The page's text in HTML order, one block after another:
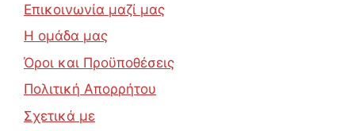
Επικοινωνία μαζί μας
Η ομάδα μας
Όροι και Προϋποθέσεις
Πολιτική Απορρήτου
Σχετικά με